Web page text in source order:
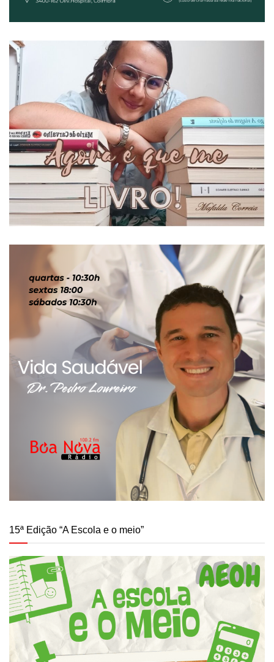
15ª Edição “A Escola e o meio”